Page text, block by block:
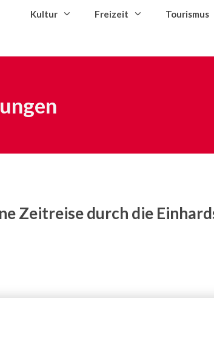
Kultur Freizeit Tourismus
Zeitreise durch die